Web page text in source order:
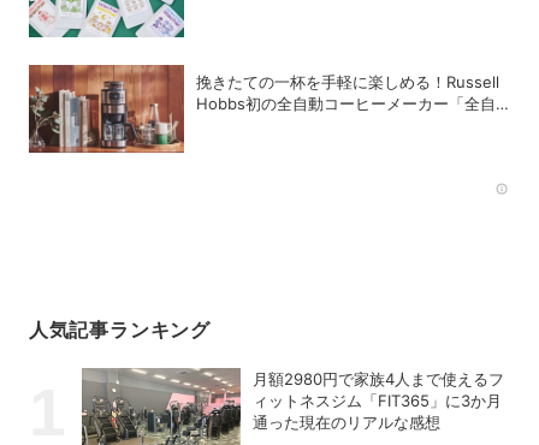
挽きたての一杯を手軽に楽しめる！Russell
Hobbs初の全自動コーヒーメーカー「全自
人気記事ランキング
月額2980円で家族4人まで使えるフ
ィットネスジム「FIT365」に3か月
通った現在のリアルな感想